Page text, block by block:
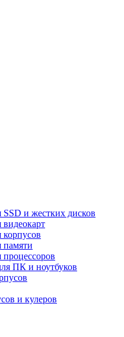
и жестких дисков
памяти
ПК и ноутбуков
и кулеров